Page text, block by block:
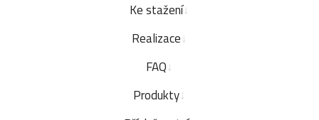
Ke stažení
Realizace
FAQ
Produkty